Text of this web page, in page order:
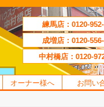
練馬店：0120-
成増店：0120-
中村橋店：0120-
オーナー様へ お問い